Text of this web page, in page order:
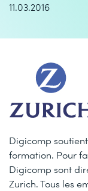
11.03.2016
Digicomp
formation. Pour
Digicomp sont
Zurich. Tous les